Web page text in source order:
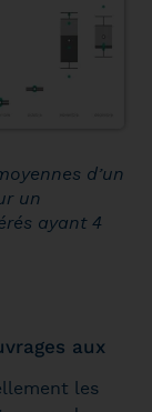
d’un
un
ayant 4
aux
les